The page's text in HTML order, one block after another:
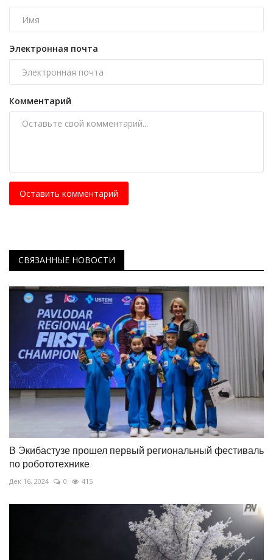
Электронная почта
Комментарий
Оставить комментарий
СВЯЗАННЫЕ НОВОСТИ
В Экибастузе прошел первый региональный фестиваль
по робототехнике
Дек 16, 2024 0 415